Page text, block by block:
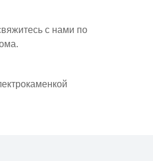
с нами по